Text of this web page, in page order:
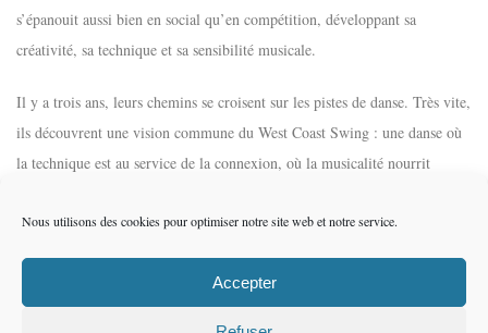
Nous utilisons des cookies pour optimiser notre site web et notre service.
Accepter
s’épanouit aussi bien en social qu’en compétition, développant sa
créativité, sa technique et sa sensibilité musicale.
Il y a trois ans, leurs chemins se croisent sur les pistes de danse. Très vite,
ils découvrent une vision commune du West Coast Swing : une danse où
la technique est au service de la connexion, où la musicalité nourrit
dans une ambiance conviviale, bienveillante et dynamique. Que vous
souhaitiez découvrir le West Coast Swing ou approfondir votre pratique,